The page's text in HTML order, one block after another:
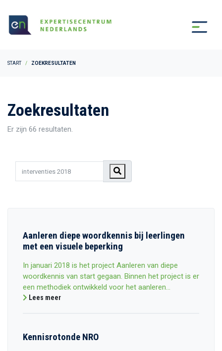
START ZOEKRESULTATEN
Zoekresultaten
Er zijn 66 resultaten.
Aanleren diepe woordkennis bij leerlingen
met een visuele beperking
In januari 2018 is het project Aanleren van diepe
woordkennis van start gegaan. Binnen het project is er
een methodiek ontwikkeld voor het aanleren...
Lees meer
Kennisrotonde NRO